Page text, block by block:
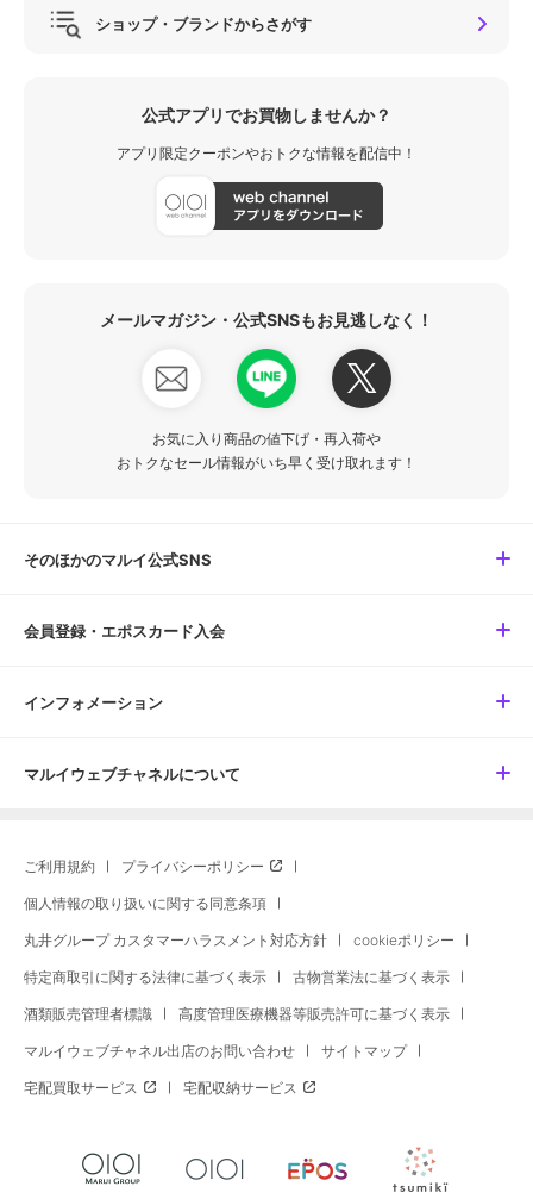
ショップ・ブランドからさがす
公式アプリでお買物しませんか？
アプリ限定クーポンやおトクな情報を配信中！
メールマガジン・公式SNSもお見逃しなく！
お気に入り商品の値下げ・再入荷や
おトクなセール情報がいち早く受け取れます！
そのほかのマルイ公式SNS
会員登録・エポスカード入会
インフォメーション
マルイウェブチャネルについて
ご利用規約 プライバシーポリシー
個人情報の取り扱いに関する同意条項
丸井グループ カスタマーハラスメント対応方針 cookieポリシー
特定商取引に関する法律に基づく表示 古物営業法に基づく表示
酒類販売管理者標識 高度管理医療機器等販売許可に基づく表示
マルイウェブチャネル出店のお問い合わせ サイトマップ
宅配買取サービス 宅配収納サービス